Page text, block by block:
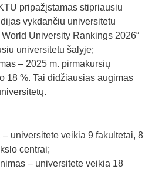
pripažįstamas stipriausiu
vykdančiu universitetu
World University Rankings 2026“
universitetu šalyje;
– 2025 m. pirmakursių
18 %. Tai didžiausias augimas
universitete veikia 9 fakultetai, 8
centrai;
– universitete veikia 18